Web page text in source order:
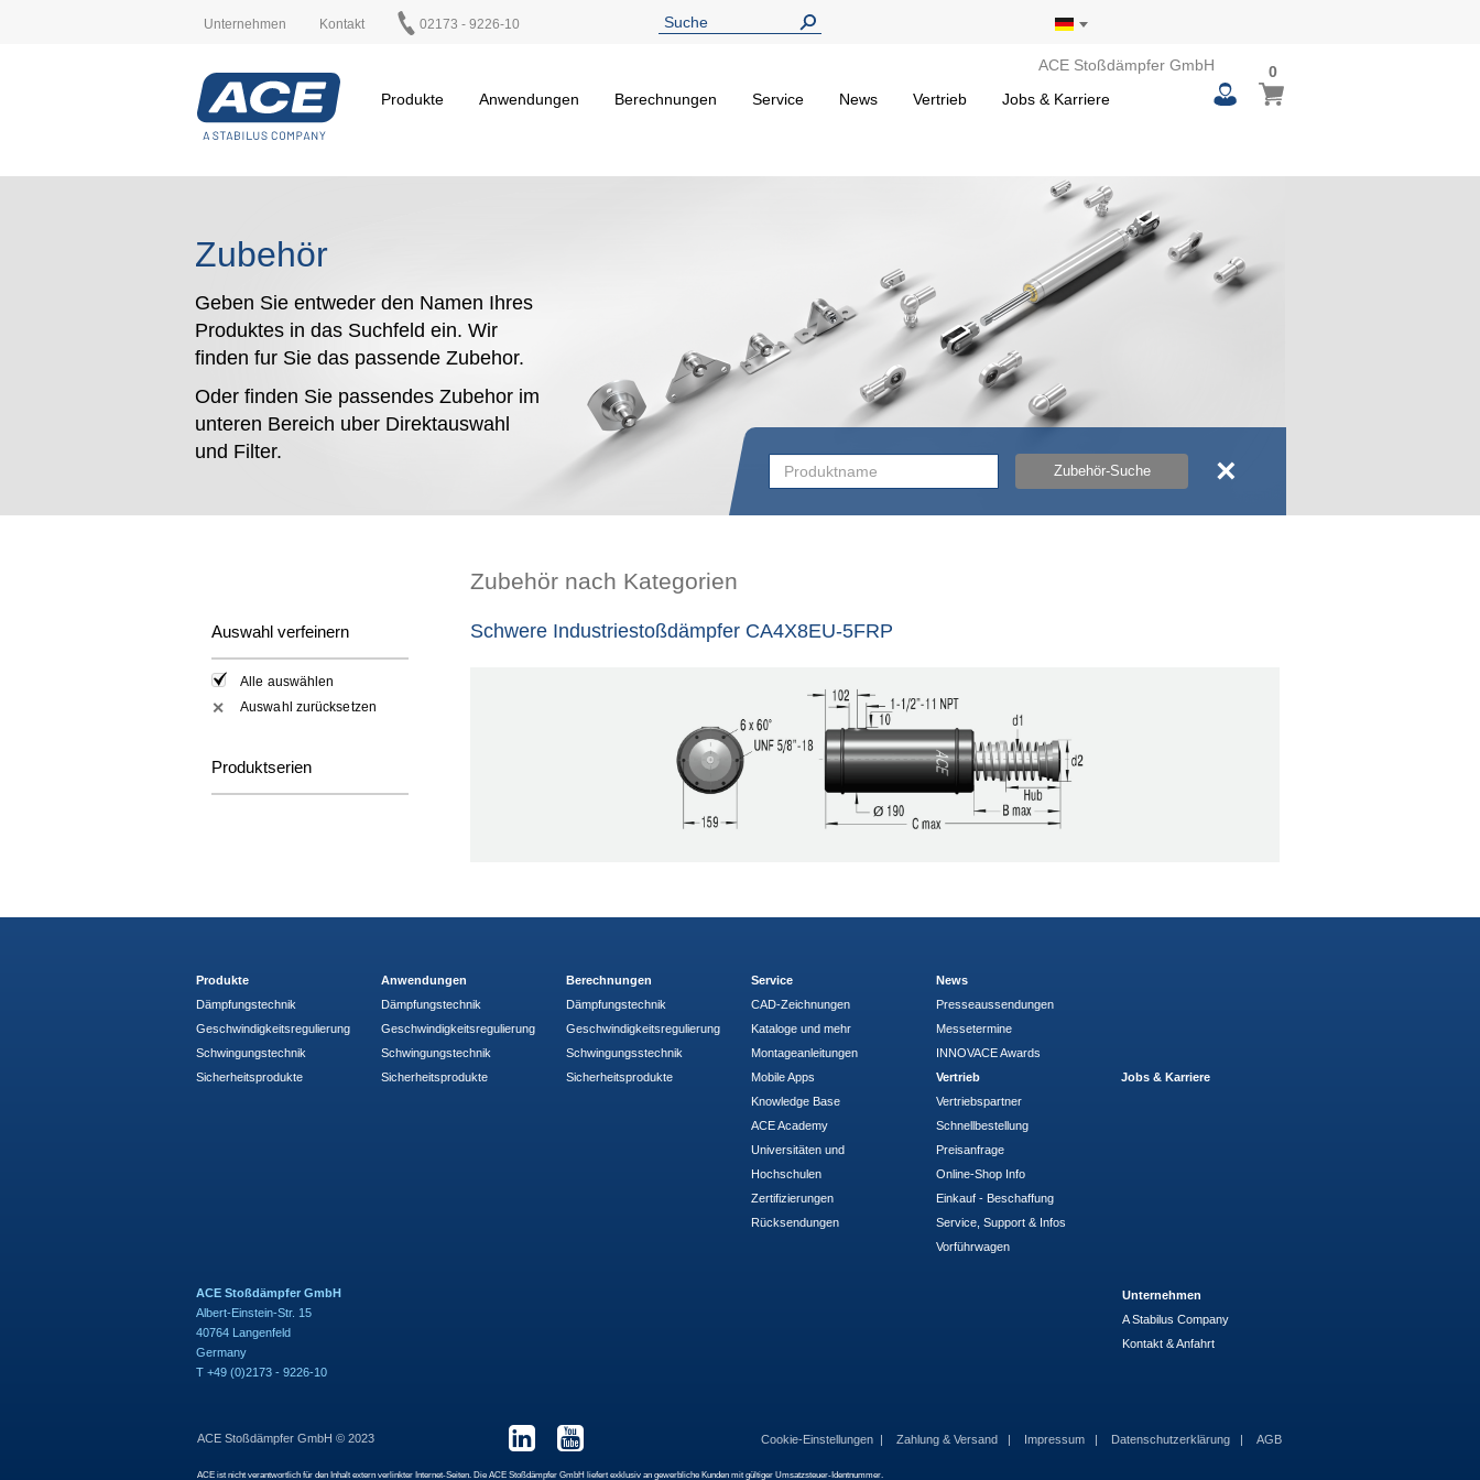
Unternehmen Kontakt 02173 - 9226-10
ACE Stoßdämpfer GmbH
Produkte
Anwendungen Berechnungen Service News Vertrieb Jobs & Karriere
Mein Warenkorb
00
items
Zubehör
Geben Sie entweder den Namen Ihres
Produktes in das Suchfeld ein. Wir
finden fur Sie das passende Zubehor.
Oder finden Sie passendes Zubehor im
unteren Bereich uber Direktauswahl
und Filter.
Zubehör-Suche ×
Auswahl verfeinern
Alle auswählen
✕ Auswahl zurücksetzen
Produktserien
Zubehör nach Kategorien
Schwere Industriestoßdämpfer CA4X8EU-5FRP
Produkte
Dämpfungstechnik
Geschwindigkeitsregulierung
Schwingungstechnik
Sicherheitsprodukte
Anwendungen
Dämpfungstechnik
Geschwindigkeitsregulierung
Schwingungstechnik
Sicherheitsprodukte
Berechnungen
Dämpfungstechnik
Geschwindigkeitsregulierung
Schwingungsstechnik
Sicherheitsprodukte
Service
CAD-Zeichnungen
Kataloge und mehr
Montageanleitungen
Mobile Apps
Knowledge Base
ACE Academy
Universitäten und
Hochschulen
Zertifizierungen
Rücksendungen
News
Presseaussendungen
Messetermine
INNOVACE Awards
Vertrieb
Vertriebspartner
Schnellbestellung
Preisanfrage
Online-Shop Info
Einkauf - Beschaffung
Service, Support & Infos
Vorführwagen
Jobs & Karriere
ACE Stoßdämpfer GmbH
Albert-Einstein-Str. 15
40764 Langenfeld
Germany
T +49 (0)2173 - 9226-10
Unternehmen
A Stabilus Company
Kontakt & Anfahrt
ACE Stoßdämpfer GmbH © 2023 Cookie-Einstellungen Zahlung & Versand Impressum Datenschutzerklärung AGB
ACE ist nicht verantwortlich für den Inhalt extern verlinkter Internet-Seiten. Die ACE Stoßdämpfer GmbH liefert exklusiv an gewerbliche Kunden mit gültiger Umsatzsteuer-Identnummer.